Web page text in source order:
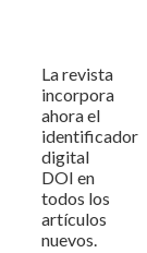
La revista
incorpora
ahora el
identificador
digital
DOI en
todos los
artículos
nuevos.